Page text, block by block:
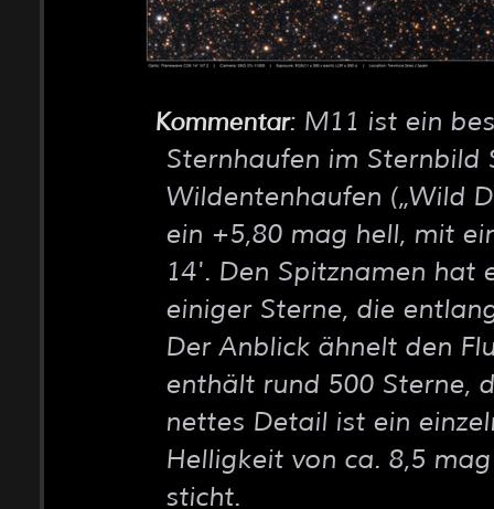
Kommentar: M11 ist ein
Sternhaufen im Sternbild
Wildentenhaufen ( Wild
ein +5,80 mag hell, mit
14'. Den Spitznamen hat
einiger Sterne, die
Der Anblick ähnelt den
enthält rund 500 Sterne,
nettes Detail ist ein
Helligkeit von ca. 8,5
sticht.